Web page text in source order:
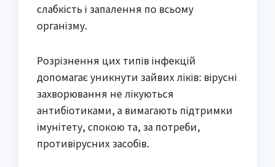
слабкість і запалення по всьому
організму.
Розрізнення цих типів інфекцій
допомагає уникнути зайвих ліків: вірусні
захворювання не лікуються
антибіотиками, а вимагають підтримки
імунітету, спокою та, за потреби,
противірусних засобів.